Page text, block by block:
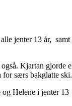
jenter 13 år, samt
Kjartan gjorde
for særs bakglatte ski.
Helene i jenter 13